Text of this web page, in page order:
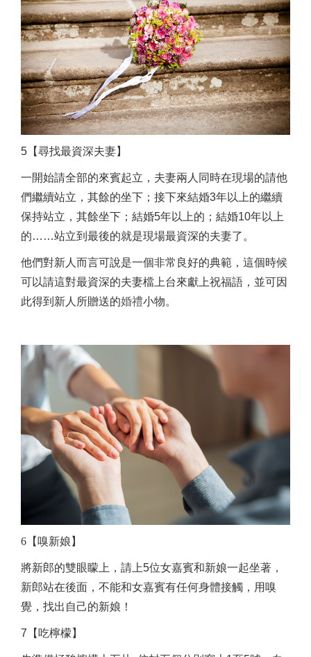
5【尋找最資深夫妻】
一開始請全部的來賓起立，夫妻兩人同時在現場的請他
們繼續站立，其餘的坐下；接下來結婚3年以上的繼續
保持站立，其餘坐下；結婚5年以上的；結婚10年以上
的……站立到最後的就是現場最資深的夫妻了。
他們對新人而言可說是一個非常良好的典範，這個時候
可以請這對最資深的夫妻檔上台來獻上祝福語，並可因
此得到新人所贈送的婚禮小物。
6【嗅新娘】
將新郎的雙眼矇上，請上5位女嘉賓和新娘一起坐著，
新郎站在後面，不能和女嘉賓有任何身體接觸，用嗅
覺，找出自己的新娘！
7【吃檸檬】